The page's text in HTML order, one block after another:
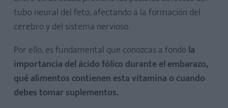
tubo neural del feto, afectando a la formación del
cerebro y del sistema nervioso.
Por ello, es fundamental que conozcas a fondola
importancia del ácido fólico durante el embarazo,
qué alimentos contienen esta vitamina o cuando
debes tomar suplementos.